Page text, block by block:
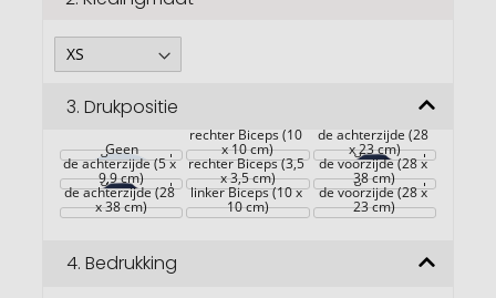
3. Drukpositie
Geen
rechter Biceps (10
x 10 cm)
de achterzijde (28
x 23 cm)
Grote gebieden op
de achterzijde (5 x
9,9 cm)
rechter Biceps (3,5
x 3,5 cm)
Grote gebieden op
de voorzijde (28 x
38 cm)
Grote gebieden op
de achterzijde (28
x 38 cm)
linker Biceps (10 x
10 cm)
Grote gebieden op
de voorzijde (28 x
23 cm)
4. Bedrukking